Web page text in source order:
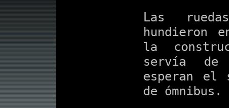
Las
hundieron
la
servía de
esperan
de ómnibus.